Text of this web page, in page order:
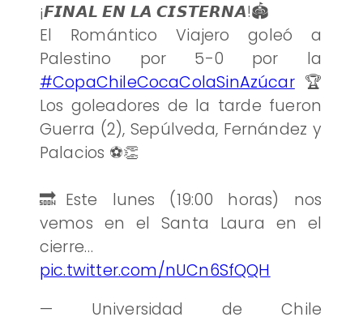
¡𝙁𝙄𝙉𝘼𝙇 𝙀𝙉 𝙇𝘼 𝘾𝙄𝙎𝙏𝙀𝙍𝙉𝘼!🏟️
El Romántico Viajero goleó a
Palestino por 5-0 por la
#CopaChileCocaColaSinAzúcar🏆
Los goleadores de la tarde fueron
Guerra (2), Sepúlveda, Fernández y
Palacios ⚽️👏
🔜Este lunes (19:00 horas) nos
vemos en el Santa Laura en el
cierre…
pic.twitter.com/nUCn6SfQQH
— Universidad de Chile